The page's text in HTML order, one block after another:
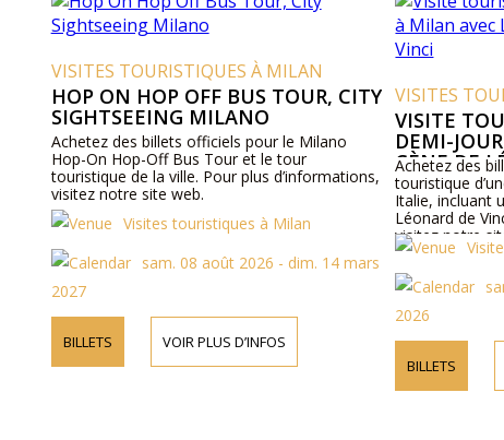
VISITES TOURISTIQUES À MILAN
HOP ON HOP OFF BUS TOUR, CITY
SIGHTSEEING MILANO
Achetez des billets officiels pour le Milano
Hop-On Hop-Off Bus Tour et le tour
touristique de la ville. Pour plus d’informations,
visitez notre site web.
Visites touristiques à Milan
sam. 08 août 2026 - dim. 14 mars
2027
BILLETS VOIR PLUS D’INFOS
VISITES
VISITE
DEMI-
CÈNE DE
Achetez des
touristique
Italie, incluant
Léonard de
visitez notre
2026
BILLETS